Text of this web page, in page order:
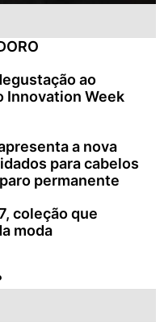
ao
Innovation Week
a nova
para cabelos
permanente
coleção que
moda